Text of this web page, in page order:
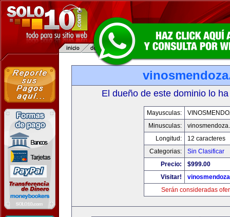
El dueño de este dominio lo
Mayusculas:
Minusculas:
Longitud:
12 caracteres
Categorias:
Sin Clasificar
Precio:
$999.00
Visitar!
Serán consideradas